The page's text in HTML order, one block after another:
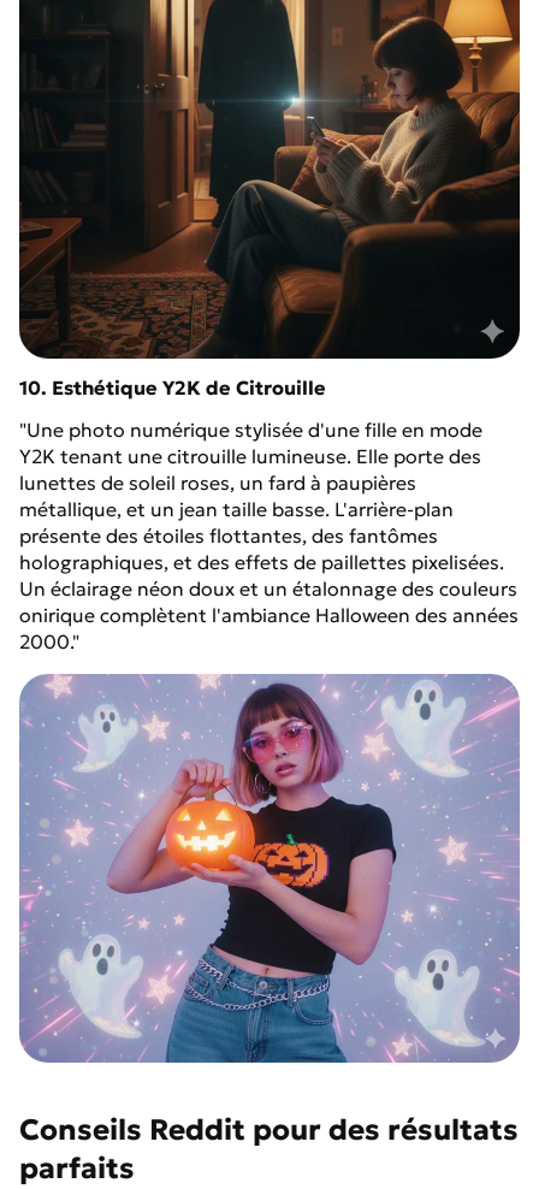
10. Esthétique Y2K de Citrouille
"Une photo numérique stylisée d'une fille en mode
Y2K tenant une citrouille lumineuse. Elle porte des
lunettes de soleil roses, un fard à paupières
métallique, et un jean taille basse. L'arrière-plan
présente des étoiles flottantes, des fantômes
holographiques, et des effets de paillettes pixelisées.
Un éclairage néon doux et un étalonnage des couleurs
onirique complètent l'ambiance Halloween des années
2000."
Conseils Reddit pour des résultats
parfaits